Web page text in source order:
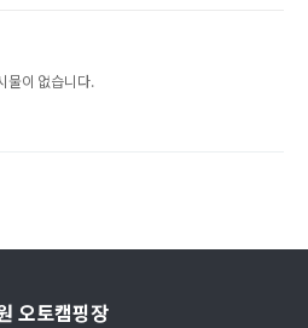
물이 없습니다.
오토캠핑장